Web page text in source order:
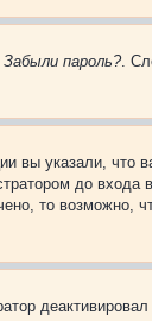
Забыли пароль?.
вы указали, что
до
то возможно,